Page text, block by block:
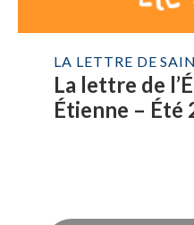
LA LETTRE DE
La lettre de
Étienne – Été